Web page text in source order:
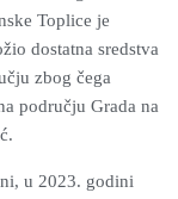
Toplice je
dostatna sredstva
zbog čega
području Grada na
u 2023. godini